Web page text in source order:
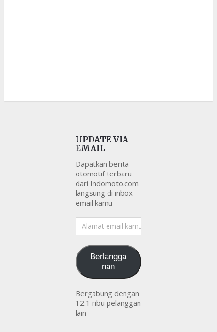
UPDATE VIA
EMAIL
Dapatkan berita
otomotif terbaru
dari Indomoto.com
langsung di inbox
email kamu
Alamat
email
Berlangga
nan
Bergabung dengan
12.1 ribu pelanggan
lain